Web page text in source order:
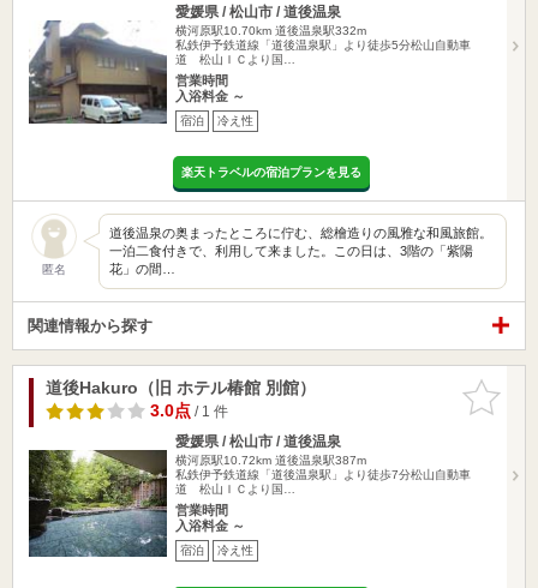
愛媛県 / 松山市 / 道後温泉
横河原駅10.70km 道後温泉駅332m
私鉄伊予鉄道線「道後温泉駅」より徒歩5分松山自動車
道 松山ＩＣより国…
営業時間
入浴料金 ～
宿泊 冷え性
楽天トラベルの宿泊プランを見る
匿名
道後温泉の奥まったところに佇む、総檜造りの風雅な和風旅館。
一泊二食付きで、利用して来ました。この日は、3階の「紫陽
花」の間…
関連情報から探す
お気に入
りに追加
道後Hakuro（旧 ホテル椿館 別館）
3.0点/ 1 件
愛媛県 / 松山市 / 道後温泉
横河原駅10.72km 道後温泉駅387m
私鉄伊予鉄道線「道後温泉駅」より徒歩7分松山自動車
道 松山ＩＣより国…
営業時間
入浴料金 ～
宿泊 冷え性